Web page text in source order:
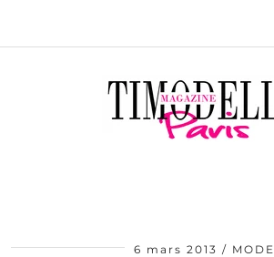
6 mars 2013 MODE